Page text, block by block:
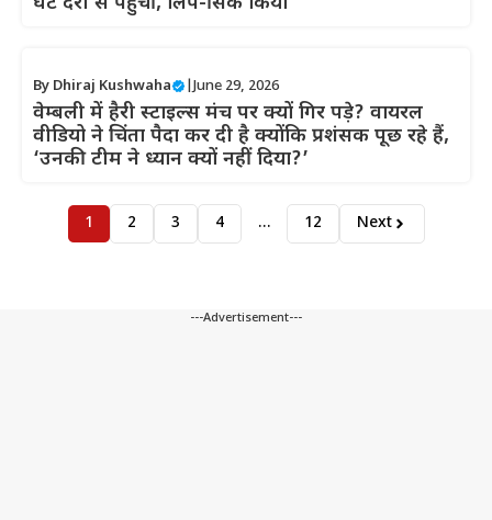
By Dhiraj Kushwaha June 29, 2026
वेम्बली में हैरी स्टाइल्स मंच पर क्यों गिर पड़े? वायरल
वीडियो ने चिंता पैदा कर दी है क्योंकि प्रशंसक पूछ रहे हैं,
‘उनकी टीम ने ध्यान क्यों नहीं दिया?’
1 2 3 4 … 12 Next
---Advertisement---